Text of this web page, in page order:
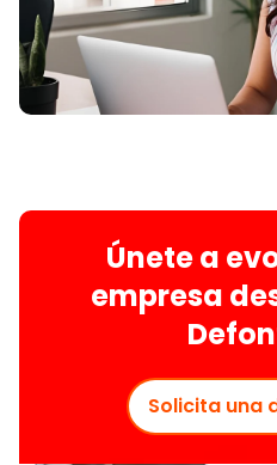
Únete a
empresa
Solicita una